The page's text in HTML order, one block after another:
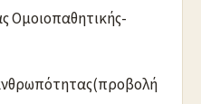
Ομοιοπαθητικής-